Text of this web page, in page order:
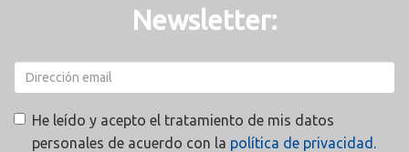
Newsletter:
He leído y acepto el tratamiento de mis datos
personales de acuerdo con la política de privacidad.